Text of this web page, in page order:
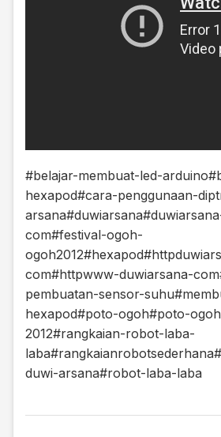
#belajar-membuat-led-arduino
hexapod#cara-penggunaan-
arsana#duwiarsana
com#festival-ogoh-
ogoh2012#hexapod
com#httpwww-duwiarsana-com
pembuatan-sensor-suhu
hexapod#poto-ogoh#poto-
2012#rangkaian-robot-laba-
laba#rangkaianrobotsederhana
duwi-arsana#robot-laba-laba